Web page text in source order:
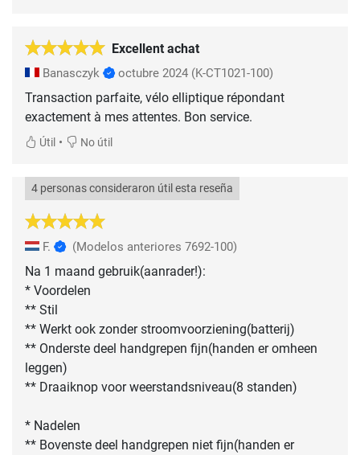
Excellent achat
Banasczyk octubre 2024 (K-CT1021-100)
Transaction parfaite, vélo elliptique répondant
exactement à mes attentes. Bon service.
Útil • No útil
4 personas consideraron útil esta reseña
F. (Modelos anteriores 7692-100)
Na 1 maand gebruik(aanrader!):
* Voordelen
** Stil
** Werkt ook zonder stroomvoorziening(batterij)
** Onderste deel handgrepen fijn(handen er omheen
leggen)
** Draaiknop voor weerstandsniveau(8 standen)
* Nadelen
** Bovenste deel handgrepen niet fijn(handen er